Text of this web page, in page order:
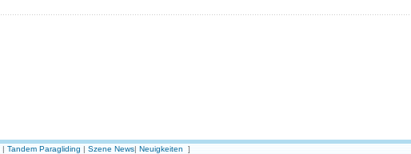
| Tandem Paragliding | Szene News| Neuigkeiten ]